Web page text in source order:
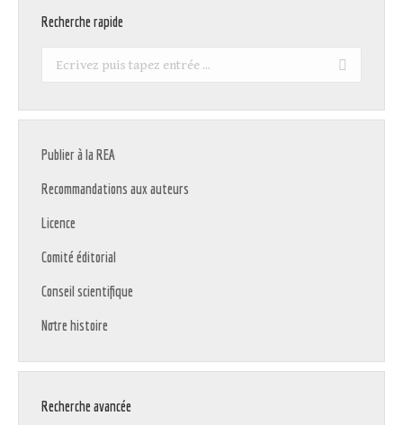
Recherche rapide
Recherche
Publier à la REA
Recommandations aux auteurs
Licence
Comité éditorial
Conseil scientifique
Notre histoire
Recherche avancée